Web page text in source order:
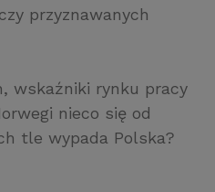
przyznawanych
wskaźniki rynku pracy
nieco się od
tle wypada Polska?